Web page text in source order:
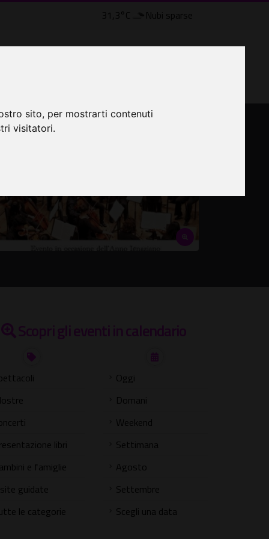
sito, per mostrarti contenuti
visitatori.
31,3°C Nubi sparse
Scopri gli eventi in calendario
libri
e famiglie
guidate
le categorie
Oggi
Domani
Weekend
Settimana
Agosto
Settembre
Scegli una data